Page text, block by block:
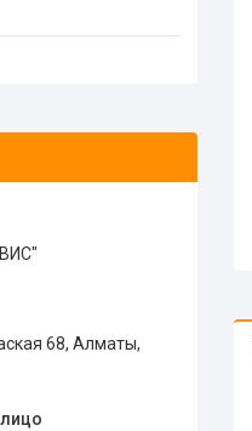
68, Алматы,